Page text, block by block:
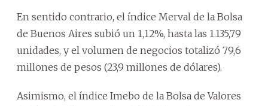
En sentido contrario, el índice Merval de la Bolsa
de Buenos Aires subió un 1,12%, hasta las 1.135,79
unidades, y el volumen de negocios totalizó 79,6
millones de pesos (23,9 millones de dólares).
Asimismo, el índice Imebo de la Bolsa de Valores